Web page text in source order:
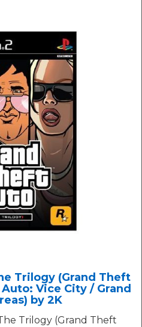
Trilogy (Grand Theft
Vice City / Grand
by 2K
Trilogy (Grand Theft